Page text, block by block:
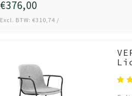
€376,00
Excl. BTW: €310,74 /